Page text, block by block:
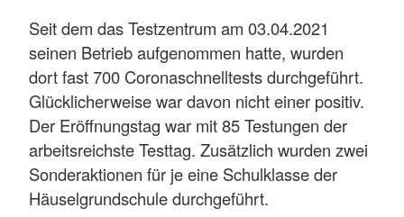
Seit dem das Testzentrum am 03.04.2021
seinen Betrieb aufgenommen hatte, wurden
dort fast 700 Coronaschnelltests durchgeführt.
Glücklicherweise war davon nicht einer positiv.
Der Eröffnungstag war mit 85 Testungen der
arbeitsreichste Testtag. Zusätzlich wurden zwei
Sonderaktionen für je eine Schulklasse der
Häuselgrundschule durchgeführt.